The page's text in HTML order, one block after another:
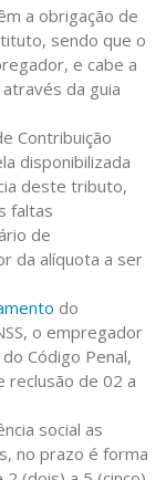
a obrigação de
sendo que o
e cabe a
da guia
Contribuição
disponibilizada
deste tributo,
faltas
de
da alíquota a ser
do
o empregador
Código Penal,
reclusão de 02 a
social as
no prazo é forma